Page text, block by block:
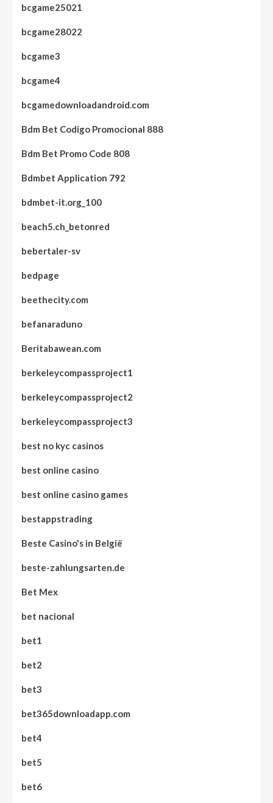
bcgame25021
bcgame28022
bcgame3
bcgame4
bcgamedownloadandroid.com
Bdm Bet Codigo Promocional 888
Bdm Bet Promo Code 808
Bdmbet Application 792
bdmbet-it.org_100
beach5.ch_betonred
bebertaler-sv
bedpage
beethecity.com
befanaraduno
Beritabawean.com
berkeleycompassproject1
berkeleycompassproject2
berkeleycompassproject3
best no kyc casinos
best online casino
best online casino games
bestappstrading
Beste Casino's in België
beste-zahlungsarten.de
Bet Mex
bet nacional
bet1
bet2
bet3
bet365downloadapp.com
bet4
bet5
bet6